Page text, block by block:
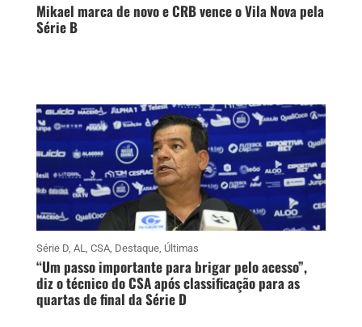
Mikael marca de novo e CRB vence o Vila Nova pela
Série B
Série D, AL, CSA, Destaque, Últimas
“Um passo importante para brigar pelo acesso”,
diz o técnico do CSA após classificação para as
quartas de final da Série D